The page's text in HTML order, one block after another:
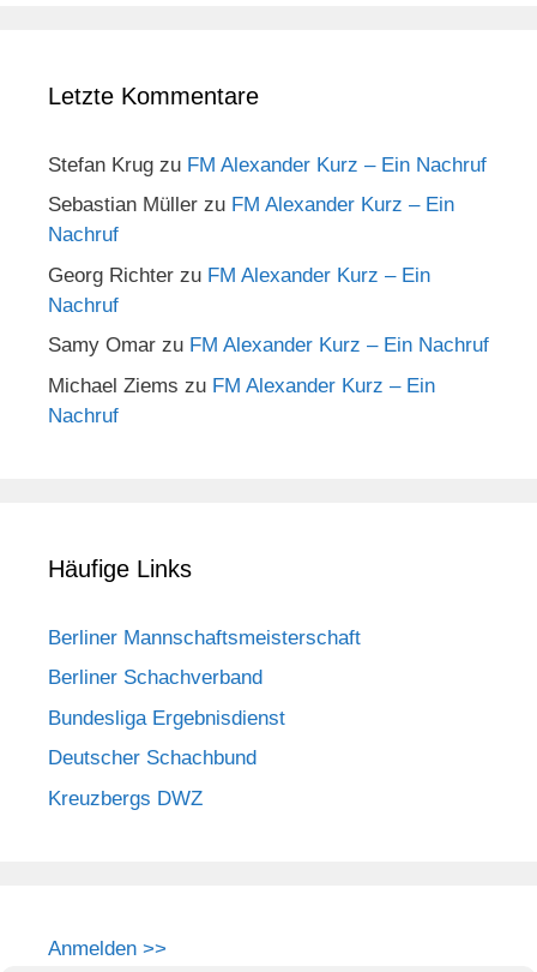
Letzte Kommentare
Stefan Krug zu FM Alexander Kurz – Ein Nachruf
Sebastian Müller zu FM Alexander Kurz – Ein
Nachruf
Georg Richter zu FM Alexander Kurz – Ein
Nachruf
Samy Omar zu FM Alexander Kurz – Ein Nachruf
Michael Ziems zu FM Alexander Kurz – Ein
Nachruf
Häufige Links
Berliner Mannschaftsmeisterschaft
Berliner Schachverband
Bundesliga Ergebnisdienst
Deutscher Schachbund
Kreuzbergs DWZ
Anmelden >>